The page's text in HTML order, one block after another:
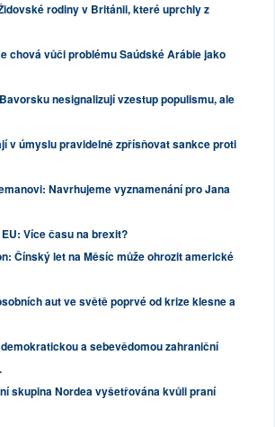
rodiny v Británii, které uprchly z
chová vůči problému Saúdské Arábie jako
nesignalizují vzestup populismu, ale
v úmyslu pravidelně zpřísňovat sankce proti
Navrhujeme vyznamenání pro Jana
Více času na brexit?
Čínský let na Měsíc může ohrozit americké
aut ve světě poprvé od krize klesne a
a sebevědomou zahraniční
skupina Nordea vyšetřována kvůli praní